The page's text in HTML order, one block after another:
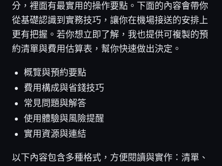
分，裡面有最實用的操作要點。下面的內容會帶你
從基礎認識到實務技巧，讓你在機場接送的安排上
更有把握。若你想立即了解，我也提供可複製的預
約清單與費用估算表，幫你快速做出決定。
概覽與預約要點
費用構成與省錢技巧
常見問題與解答
使用體驗與風險提醒
實用資源與連結
以下內容包含多種格式，方便閱讀與實作：清單、